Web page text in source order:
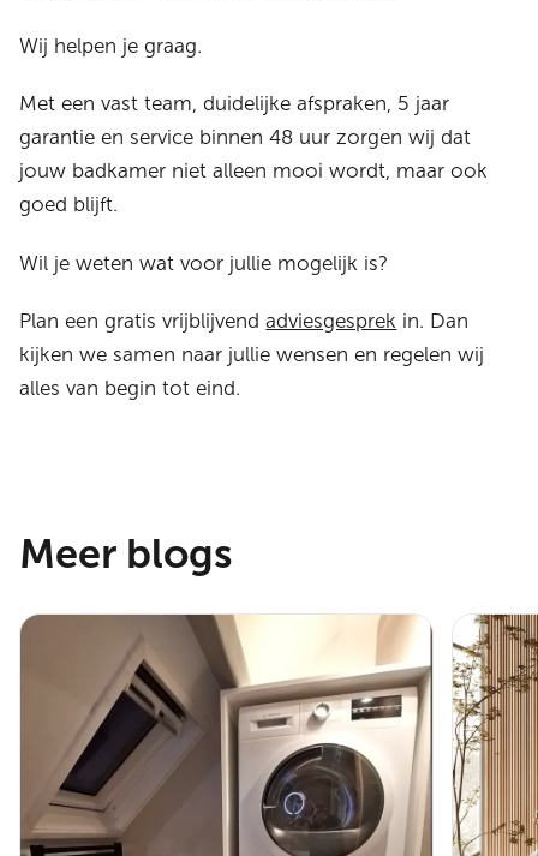
Wij helpen je graag.
Met een vast team, duidelijke afspraken, 5 jaar
garantie en service binnen 48 uur zorgen wij dat
jouw badkamer niet alleen mooi wordt, maar ook
goed blijft.
Wil je weten wat voor jullie mogelijk is?
Plan een gratis vrijblijvendadviesgesprek in. Dan
kijken we samen naar jullie wensen en regelen wij
alles van begin tot eind.
Meer blogs